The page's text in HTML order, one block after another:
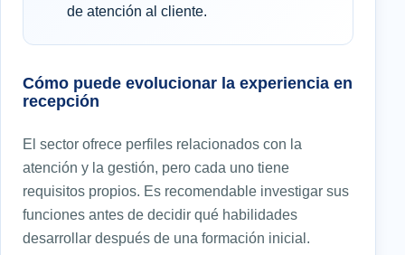
de atención al cliente.
Cómo puede evolucionar la experiencia en
recepción
El sector ofrece perfiles relacionados con la
atención y la gestión, pero cada uno tiene
requisitos propios. Es recomendable investigar sus
funciones antes de decidir qué habilidades
desarrollar después de una formación inicial.